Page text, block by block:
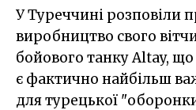
У Туреччині розповіли про серійне
виробництво свого
бойового танку Altay,
є фактично найбільш
для турецької